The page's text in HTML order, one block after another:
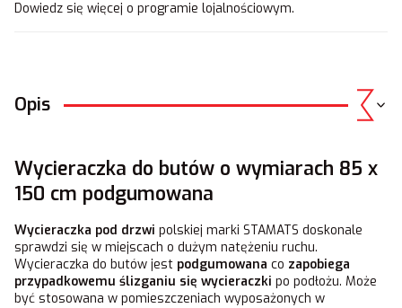
Dowiedz się więcej o programie lojalnościowym.
Opis
Wycieraczka do butów o wymiarach 85 x
150 cm podgumowana
Wycieraczka pod drzwi polskiej marki STAMATS doskonale
sprawdzi się w miejscach o dużym natężeniu ruchu.
Wycieraczka do butów jest podgumowana co zapobiega
przypadkowemu ślizganiu się wycieraczki po podłożu. Może
być stosowana w pomieszczeniach wyposażonych w